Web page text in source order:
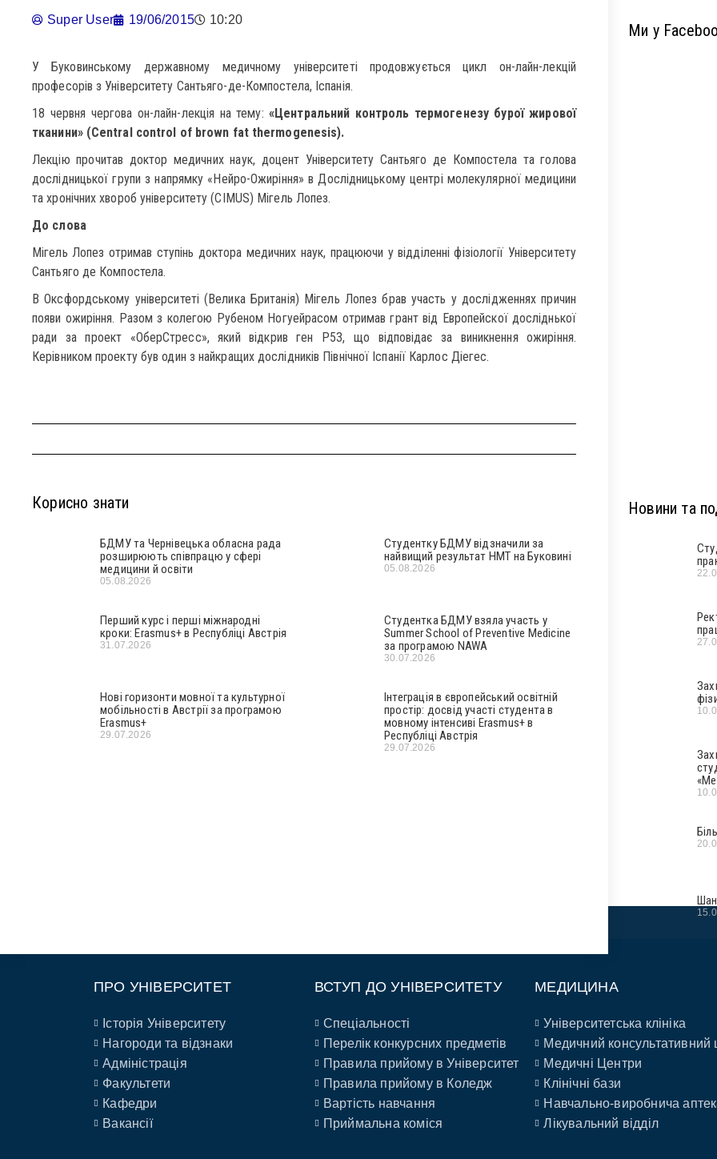
Super User 19/06/2015 10:20
У Буковинському державному медичному університеті продовжується цикл он-лайн-лекцій
професорів з Університету Сантьяго-де-Компостела, Іспанія.
18 червня чергова он-лайн-лекція на тему:«Центральний контроль термогенезу бурої жирової
тканини» (Central control of brown fat thermogenesis).
Лекцію прочитав доктор медичних наук, доцент Університету Сантьяго де Компостела та голова
дослідницької групи з напрямку «Нейро-Ожиріння» в Дослідницькому центрі молекулярної медицини
та хронічних хвороб університету (CIMUS) Мігель Лопез.
До слова
Мігель Лопез отримав ступінь доктора медичних наук, працюючи у відділенні фізіології Університету
Сантьяго де Компостела.
В Оксфордському університеті (Велика Британія) Мігель Лопез брав участь у дослідженнях причин
появи ожиріння. Разом з колегою Рубеном Ногуейрасом отримав грант від Европейскої досліднької
ради за проект «ОберСтресс», який відкрив ген P53, що відповідає за виникнення ожиріння.
Керівником проекту був один з найкращих дослідників Північної Іспанії Карлос Діегес.
Корисно знати
БДМУ та Чернівецька обласна рада
розширюють співпрацю у сфері
медицини й освіти
05.08.2026
Студентку БДМУ відзначили за
найвищий результат НМТ на Буковині
05.08.2026
Перший курс і перші міжнародні
кроки: Erasmus+ в Республіці Австрія
31.07.2026
Студентка БДМУ взяла участь у
Summer School of Preventive Medicine
за програмою NAWA
30.07.2026
Нові горизонти мовної та культурної
мобільності в Австрії за програмою
Erasmus+
29.07.2026
Інтеграція в європейський освітній
простір: досвід участі студента в
мовному інтенсиві Erasmus+ в
Республіці Австрія
29.07.2026
Ми у
Новини та
ПРО УНІВЕРСИТЕТ
Історія Університету
Нагороди та відзнаки
Адміністрація
Факультети
Кафедри
Вакансії
ВСТУП ДО УНІВЕРСИТЕТУ
Спеціальності
Перелік конкурсних предметів
Правила прийому в Університет
Правила прийому в Коледж
Вартість навчання
Приймальна коміся
МЕДИЦИНА
Університетська клініка
Медичний консультативний
Медичні Центри
Клінічні бази
Навчально-виробнича
Лікувальний відділ